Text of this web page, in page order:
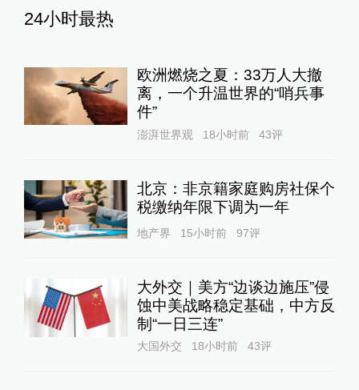
24小时最热
欧洲燃烧之夏：33万人大撤
离，一个升温世界的“哨兵事
件”
澎湃世界观 18小时前 43评
北京：非京籍家庭购房社保个
税缴纳年限下调为一年
地产界 15小时前 97评
大外交｜美方“边谈边施压”侵
蚀中美战略稳定基础，中方反
制“一日三连”
大国外交 18小时前 43评